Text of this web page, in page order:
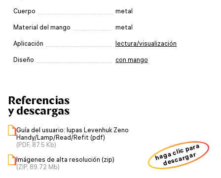
Cuerpo metal
Material del mango metal
Aplicación lectura/visualización
Diseño con mango
Referencias
y descargas
Guía del usuario: lupas Levenhuk Zeno
Handy/Lamp/Read/Refit (pdf)
(PDF, 87.5 Kb)
Imágenes de alta resolución (zip)
(ZIP, 89.72 Mb)
haga clic para
descargar